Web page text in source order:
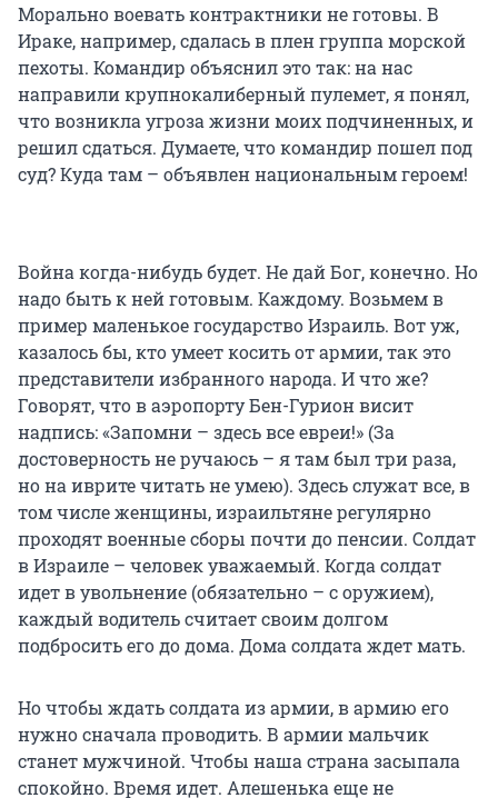
Морально воевать контрактники не готовы. В
Ираке, например, сдалась в плен группа морской
пехоты. Командир объяснил это так: на нас
направили крупнокалиберный пулемет, я понял,
что возникла угроза жизни моих подчиненных, и
решил сдаться. Думаете, что командир пошел под
суд? Куда там – объявлен национальным героем!
Война когда-нибудь будет. Не дай Бог, конечно. Но
надо быть к ней готовым. Каждому. Возьмем в
пример маленькое государство Израиль. Вот уж,
казалось бы, кто умеет косить от армии, так это
представители избранного народа. И что же?
Говорят, что в аэропорту Бен-Гурион висит
надпись: «Запомни – здесь все евреи!» (За
достоверность не ручаюсь – я там был три раза,
но на иврите читать не умею). Здесь служат все, в
том числе женщины, израильтяне регулярно
проходят военные сборы почти до пенсии. Солдат
в Израиле – человек уважаемый. Когда солдат
идет в увольнение (обязательно – с оружием),
каждый водитель считает своим долгом
подбросить его до дома. Дома солдата ждет мать.
Но чтобы ждать солдата из армии, в армию его
нужно сначала проводить. В армии мальчик
станет мужчиной. Чтобы наша страна засыпала
спокойно. Время идет. Алешенька еще не